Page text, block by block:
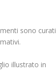
sono curati
illustrato in